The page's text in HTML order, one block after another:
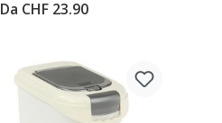
Da CHF 23.90